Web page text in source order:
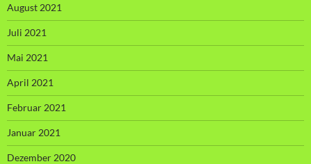
August 2021
Juli 2021
Mai 2021
April 2021
Februar 2021
Januar 2021
Dezember 2020